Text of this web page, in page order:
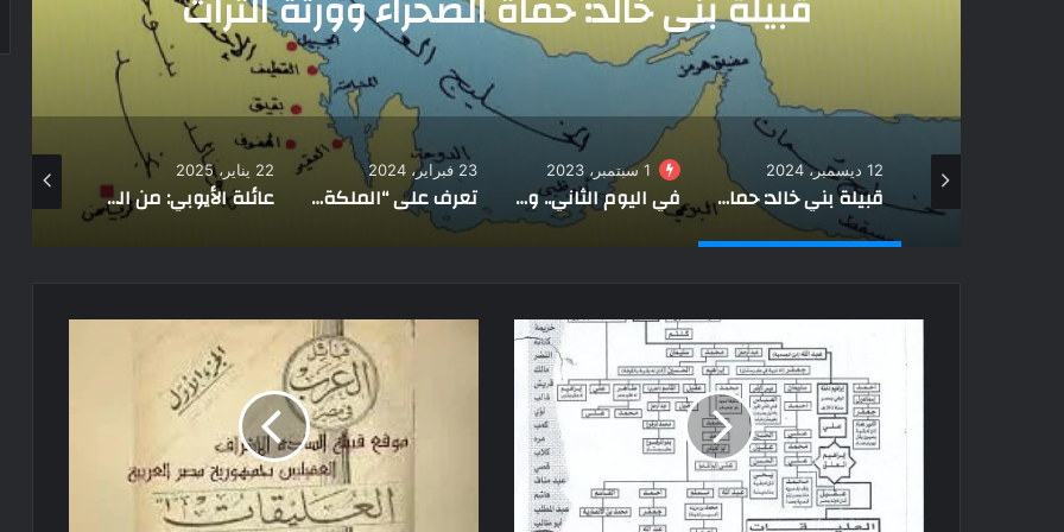
القبائل والعواقل بشمال سيناء
قبيلة بني خالد: حماة الصحراء وورثة التراث
1 سبتمبر، 2023
في اليوم الثاني.. وزيرة التضامن تلتقي مشايخ القبائل والعواقل بشمال سيناء
23 فبراير، 2024
تعرف على “الملكة تينهينان” ملكة قبائل الطوارق.. وهذا السبب الحقيقي وراء اللثام
22 يناير، 2025
عائلة الأيوبي: من القائد العسكري إلى المساهمات الثقافية والعلمية
2 يناير، 2026
الزير سالم.. بطل ملحمة الثأر والبطولة في التاريخ العربي